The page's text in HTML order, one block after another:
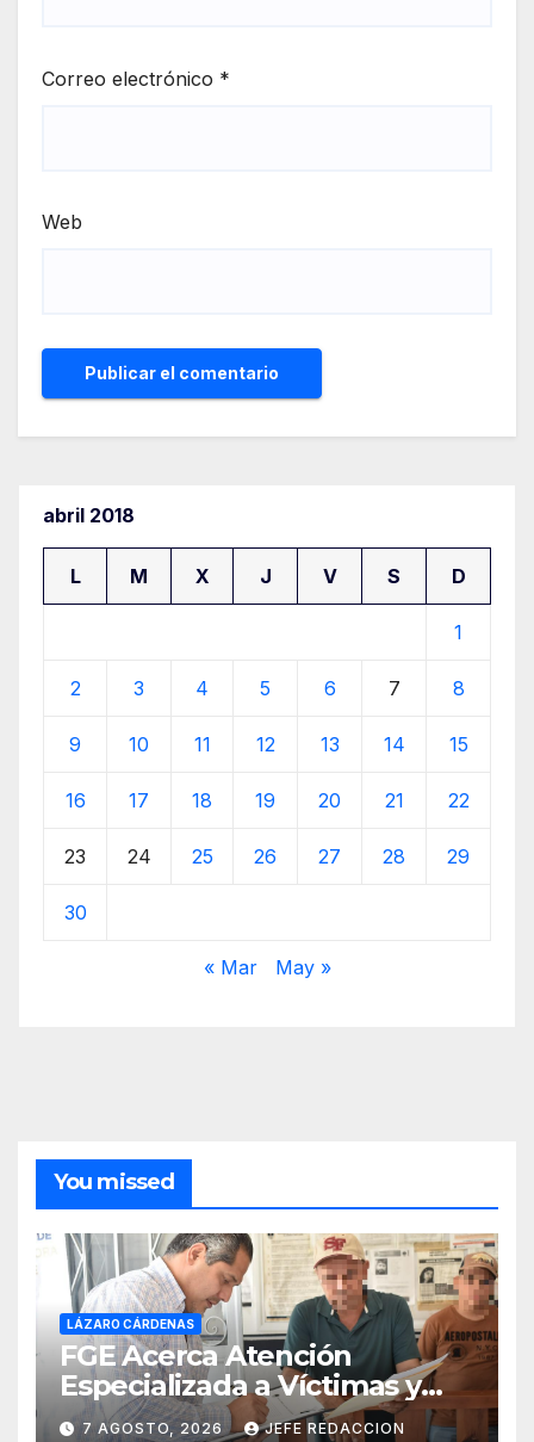
Correo electrónico *
Web
abril 2018
L M X J V S D
1
2 3 4 5 6 7 8
9 10 11 12 13 14 15
16 17 18 19 20 21 22
23 24 25 26 27 28 29
30
« Mar May »
You missed
LÁZARO CÁRDENAS
FGE Acerca Atención
Especializada a Víctimas y
Ciudadanía de Coalcomán
7 AGOSTO, 2026 JEFE REDACCION